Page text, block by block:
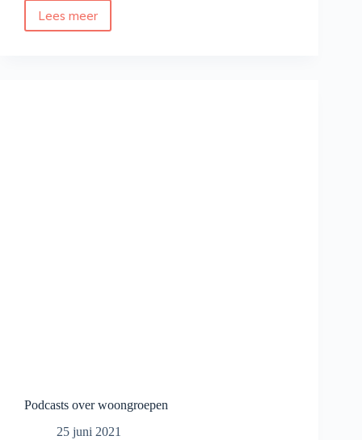
Lees meer
Podcast
Podcasts over woongroepen
25 juni 2021